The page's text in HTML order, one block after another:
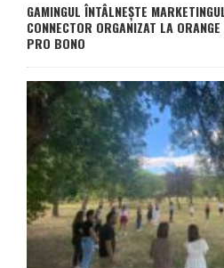
GAMINGUL ÎNTÂLNEȘTE
CONNECTOR ORGANIZAT LA
PRO BONO